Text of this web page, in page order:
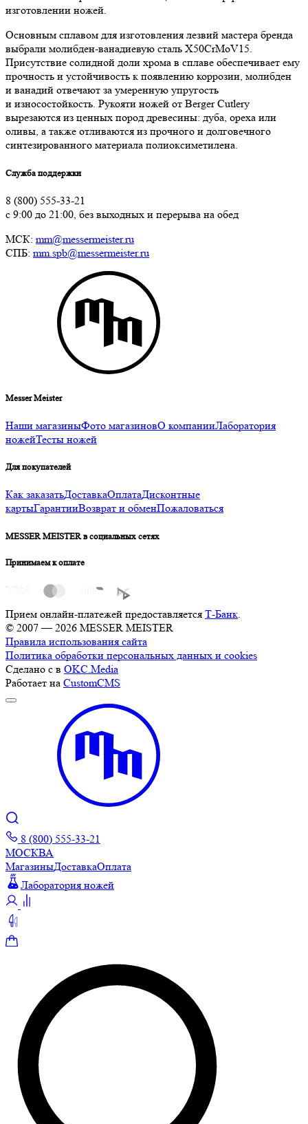
изготовлении ножей.
Основным сплавом для изготовления лезвий мастера бренда
выбрали молибден-ванадиевую сталь X50CrMoV15.
Присутствие солидной доли хрома в сплаве обеспечивает ему
прочность и устойчивость к появлению коррозии, молибден
и ванадий отвечают за умеренную упругость
и износостойкость. Рукояти ножей от Berger Cutlery
вырезаются из ценных пород древесины: дуба, ореха или
оливы, а также отливаются из прочного и долговечного
синтезированного материала полиоксиметилена.
Служба поддержки
8 (800) 555-33-21
с 9:00 до 21:00, без выходных и перерыва на обед
МСК: mm@messermeister.ru
СПБ: mm.spb@messermeister.ru
Messer Meister
Наши магазиныФото магазиновО компанииЛаборатория
ножейТесты ножей
Для покупателей
Как заказатьДоставкаОплатаДисконтные
картыГарантииВозврат и обменПожаловаться
MESSER MEISTER в социальных сетях
Принимаем к оплате
Прием онлайн-платежей предоставляется Т-Банк.
© 2007 — 2026 MESSER MEISTER
Правила использования сайта
Политика обработки персональных данных и cookies
Сделано с в OKC.Media
Работает на CustomCMS
8 (800) 555-33-21
МОСКВА
МагазиныДоставкаОплата
Лаборатория ножей